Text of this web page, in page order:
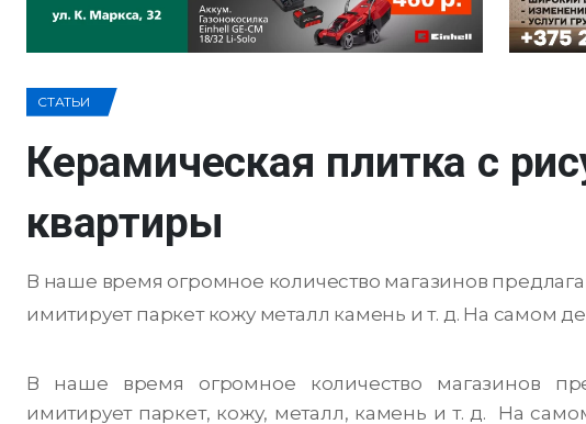
СТАТЬИ
Керамическая плитка с
квартиры
В наше время огромное количество магазинов
имитирует паркет кожу металл камень и т. д. На самом
В наше время огромное количество магазинов
имитирует паркет, кожу, металл, камень и т. д. На